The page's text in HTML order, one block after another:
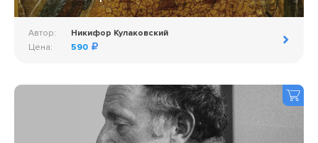
Автор:
Никифор Кулаковский
Цена:
590